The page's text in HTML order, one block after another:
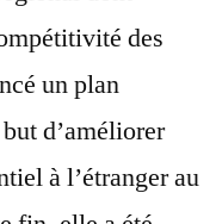
des
un plan
d’améliorer
à l’étranger au